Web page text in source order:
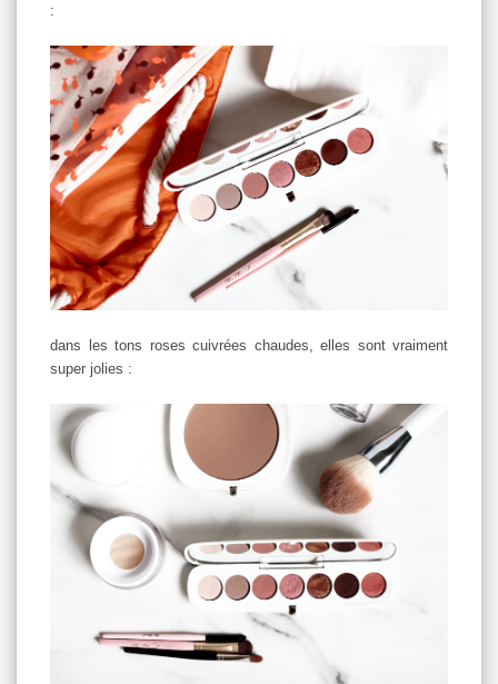
:
dans les tons roses cuivrées chaudes, elles sont vraiment
super jolies :